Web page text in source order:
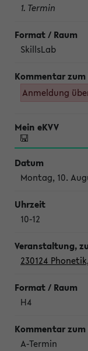
1. Termin
SkillsLab
Anmeldung
Montag, 10.
10-12
230124
H4
A-Termin